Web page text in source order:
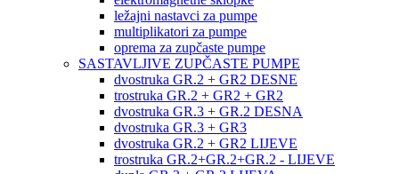
ležajni nastavci za pumpe
multiplikatori za pumpe
oprema za zupčaste pumpe
SASTAVLJIVE ZUPČASTE PUMPE
dvostruka GR.2 + GR2 DESNE
trostruka GR.2 + GR2 + GR2
dvostruka GR.3 + GR.2 DESNA
dvostruka GR.3 + GR3
dvostruka GR.2 + GR2 LIJEVE
trostruka GR.2+GR.2+GR.2 - LIJEVE